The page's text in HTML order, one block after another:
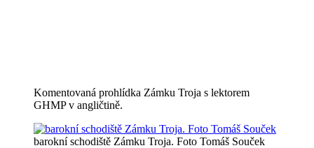
Komentovaná prohlídka Zámku Troja s lektorem
GHMP v angličtině.
barokní schodiště Zámku Troja. Foto Tomáš Souček